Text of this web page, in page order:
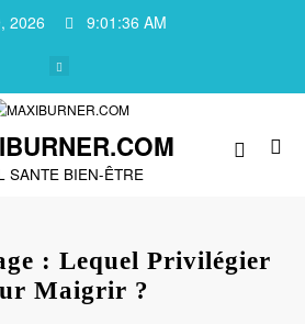
2026 9:01:37 AM
SANTE BIEN-ÊTRE
: Lequel Privilégier
Maigrir ?